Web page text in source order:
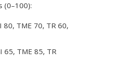
(0–100):
80, TME 70, TR 60,
65, TME 85, TR